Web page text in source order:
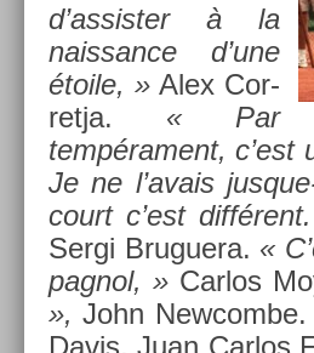
d’as­sist­er à la
nais­sance d’une
étoile, »Alex Cor­
ret­ja. « Par
tempéra­ment, c’est
Je ne l’avais
court c’est
Sergi Bruguera. «
pagnol, » Car­los
», John
Davis, Juan Car­los